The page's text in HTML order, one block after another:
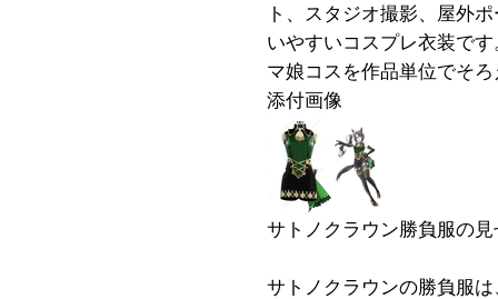
ト、スタジオ撮影、屋外
いやすいコスプレ衣装で
マ娘コスを作品単位でそ
添付画像
サトノクラウン勝負服の
サトノクラウンの勝負服